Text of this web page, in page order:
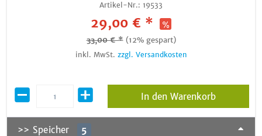
Artikel-Nr.: 19533
29,00 € *
33,00 € * (12% gespart)
inkl. MwSt. zzgl. Versandkosten
In den Warenkorb
>> Speicher 5